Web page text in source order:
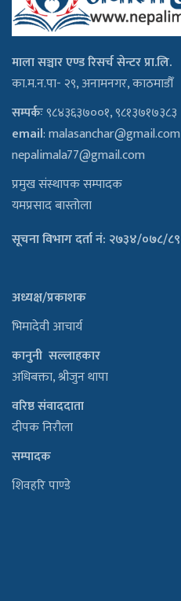
माला सञ्चार एण्ड रिसर्च सेन्टर प्रा.लि.
का.म.न.पा- २९, अनामनगर, काठमाडौँ
सम्पर्कः९८४३६३७००१, ९८१३७१७३८३
email:malasanchar@gmail.com
nepalimala77@gmail.com
प्रमुख संस्थापक सम्पादक
यमप्रसाद बास्तोला
सूचना विभाग दर्ता नं: २७३४/०७८/८९
अध्यक्ष/प्रकाशक
भिमादेवी आचार्य
कानुनी सल्लाहकार
अधिबक्ता, श्रीजुन थापा
वरिष्ठ संवाददाता
दीपक निरौला
सम्पादक
शिवहरि पाण्डे